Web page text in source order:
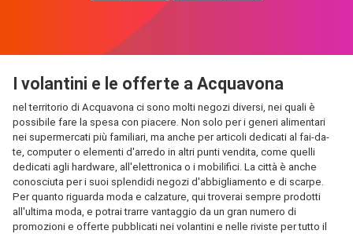
I volantini e le offerte a Acquavona
nel territorio di Acquavona ci sono molti negozi diversi, nei quali è
possibile fare la spesa con piacere. Non solo per i generi alimentari
nei supermercati più familiari, ma anche per articoli dedicati al fai-da-
te, computer o elementi d'arredo in altri punti vendita, come quelli
dedicati agli hardware, all'elettronica o i mobilifici. La città è anche
conosciuta per i suoi splendidi negozi d'abbigliamento e di scarpe.
Per quanto riguarda moda e calzature, qui troverai sempre prodotti
all'ultima moda, e potrai trarre vantaggio da un gran numero di
promozioni e offerte pubblicati nei volantini e nelle riviste per tutto il